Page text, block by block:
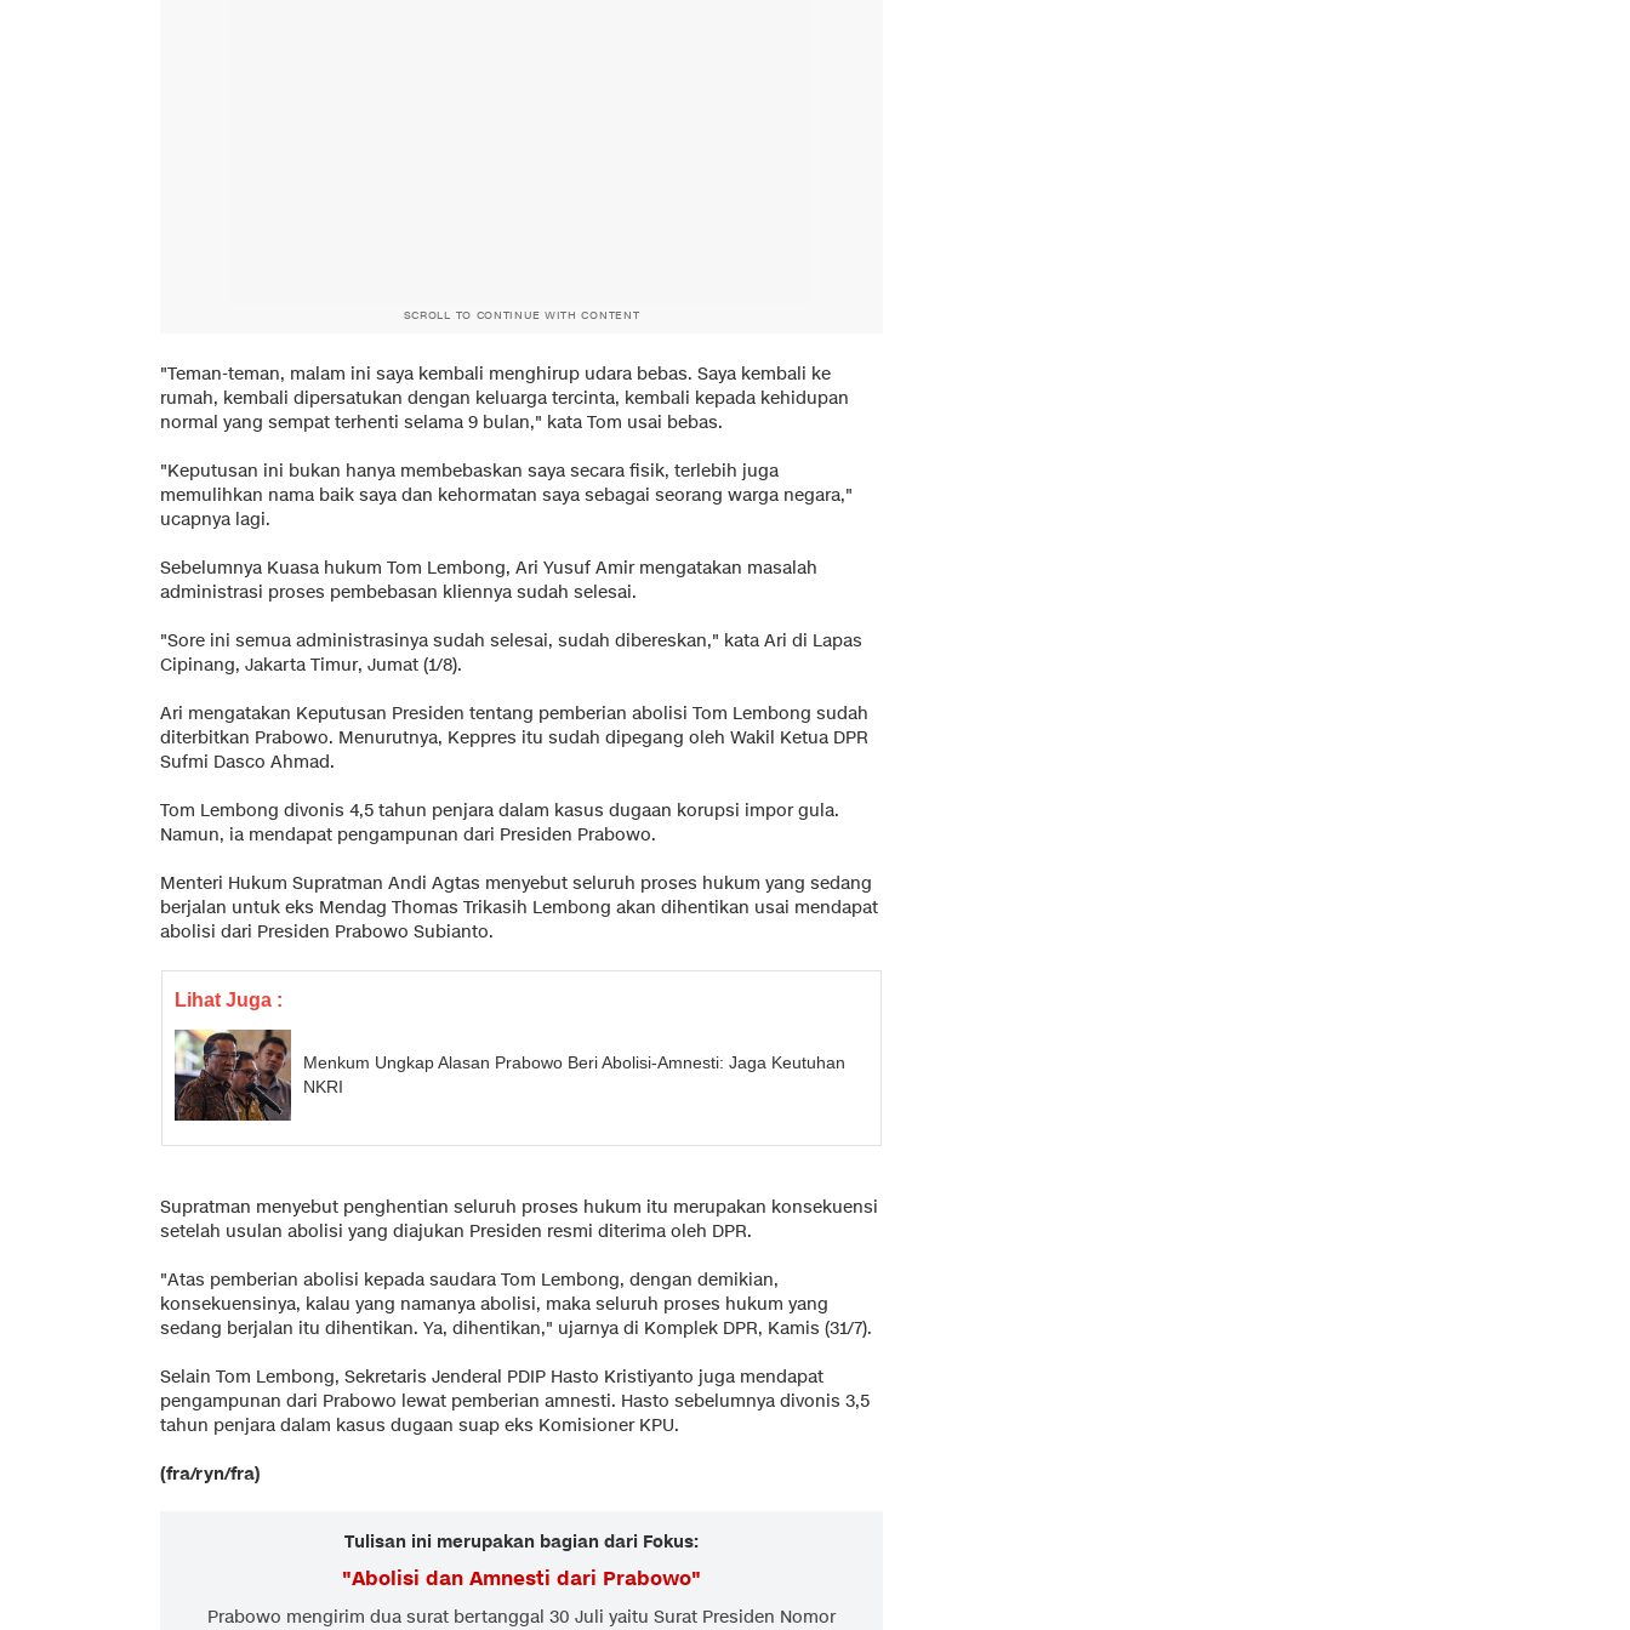
SCROLL TO CONTINUE WITH CONTENT
"Teman-teman, malam ini saya kembali menghirup udara bebas. Saya kembali ke
rumah, kembali dipersatukan dengan keluarga tercinta, kembali kepada kehidupan
normal yang sempat terhenti selama 9 bulan," kata Tom usai bebas.
"Keputusan ini bukan hanya membebaskan saya secara fisik, terlebih juga
memulihkan nama baik saya dan kehormatan saya sebagai seorang warga negara,"
ucapnya lagi.
Sebelumnya Kuasa hukum Tom Lembong, Ari Yusuf Amir mengatakan masalah
administrasi proses pembebasan kliennya sudah selesai.
"Sore ini semua administrasinya sudah selesai, sudah dibereskan," kata Ari di Lapas
Cipinang, Jakarta Timur, Jumat (1/8).
Ari mengatakan Keputusan Presiden tentang pemberian abolisi Tom Lembong sudah
diterbitkan Prabowo. Menurutnya, Keppres itu sudah dipegang oleh Wakil Ketua DPR
Sufmi Dasco Ahmad.
Tom Lembong divonis 4,5 tahun penjara dalam kasus dugaan korupsi impor gula.
Namun, ia mendapat pengampunan dari Presiden Prabowo.
Menteri Hukum Supratman Andi Agtas menyebut seluruh proses hukum yang sedang
berjalan untuk eks Mendag Thomas Trikasih Lembong akan dihentikan usai mendapat
abolisi dari Presiden Prabowo Subianto.
Lihat Juga :
Menkum Ungkap Alasan Prabowo Beri Abolisi-Amnesti: Jaga Keutuhan
NKRI
Supratman menyebut penghentian seluruh proses hukum itu merupakan konsekuensi
setelah usulan abolisi yang diajukan Presiden resmi diterima oleh DPR.
"Atas pemberian abolisi kepada saudara Tom Lembong, dengan demikian,
konsekuensinya, kalau yang namanya abolisi, maka seluruh proses hukum yang
sedang berjalan itu dihentikan. Ya, dihentikan," ujarnya di Komplek DPR, Kamis (31/7).
Selain Tom Lembong, Sekretaris Jenderal PDIP Hasto Kristiyanto juga mendapat
pengampunan dari Prabowo lewat pemberian amnesti. Hasto sebelumnya divonis 3,5
tahun penjara dalam kasus dugaan suap eks Komisioner KPU.
(fra/ryn/fra)
Tulisan ini merupakan bagian dari Fokus:
"Abolisi dan Amnesti dari Prabowo"
Prabowo mengirim dua surat bertanggal 30 Juli yaitu Surat Presiden Nomor